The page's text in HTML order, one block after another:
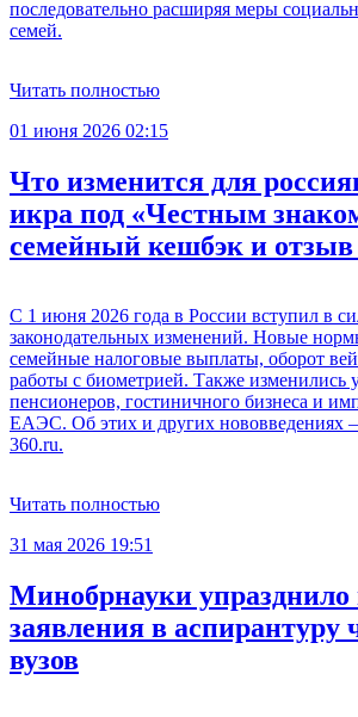
последовательно расширяя меры
семей.
Читать полностью
01 июня 2026 02:15
Что изменится для
икра под «Честным
семейный кешбэк и
С 1 июня 2026 года в России вступил в
законодательных изменений. Новые
семейные налоговые выплаты, оборот
работы с биометрией. Также изменились
пенсионеров, гостиничного бизнеса и
ЕАЭС. Об этих и других нововведениях
360.ru.
Читать полностью
31 мая 2026 19:51
Минобрнауки упразднило
заявления в аспирантуру
вузов